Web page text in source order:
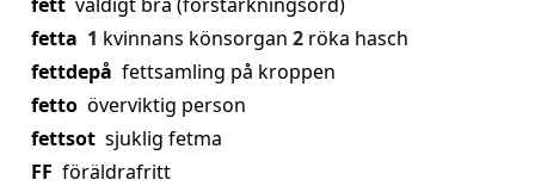
fetta 1 kvinnans könsorgan 2 röka hasch
fettdepå fettsamling på kroppen
fetto överviktig person
fettsot sjuklig fetma
FF föräldrafritt